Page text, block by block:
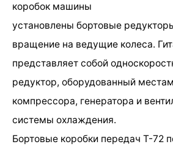
коробок машины
установлены бортовые
вращение на ведущие колеса.
представляет собой
редуктор, оборудованный
компрессора, генератора и
системы охлаждения.
Бортовые коробки передач Т-72